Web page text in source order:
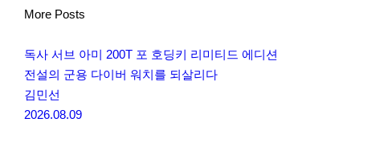
More Posts
독사 서브 아미 200T 포 호딩키 리미티드 에디션
전설의 군용 다이버 워치를 되살리다
김민선
2026.08.09